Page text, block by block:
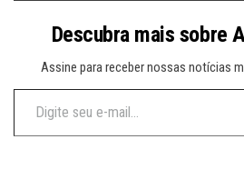
Descubra mais sobre
Assine para receber nossas notícias
Digite seu e-mail…